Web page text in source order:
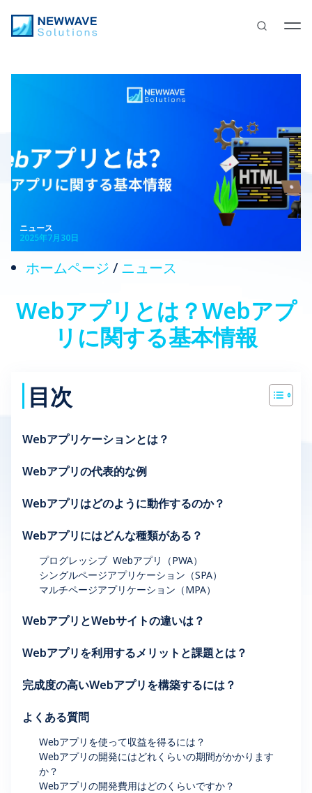
ニュース
2025年7月30日
ホームページ / ニュース
Webアプリとは？Webアプ
リに関する基本情報
目次
Webアプリケーションとは？
Webアプリの代表的な例
Webアプリはどのように動作するのか？
Webアプリにはどんな種類がある？
プログレッシブ Webアプリ（PWA）
シングルページアプリケーション（SPA）
マルチページアプリケーション（MPA）
WebアプリとWebサイトの違いは？
Webアプリを利用するメリットと課題とは？
完成度の高いWebアプリを構築するには？
よくある質問
Webアプリを使って収益を得るには？
Webアプリの開発にはどれくらいの期間がかかります
か？
Webアプリの開発費用はどのくらいですか？